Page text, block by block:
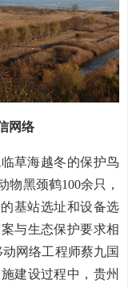
网络
草海越冬的保护鸟
物黑颈鹤100余只，
基站选址和设备选
与生态保护要求相
网络工程师蔡九国
建设过程中，贵州